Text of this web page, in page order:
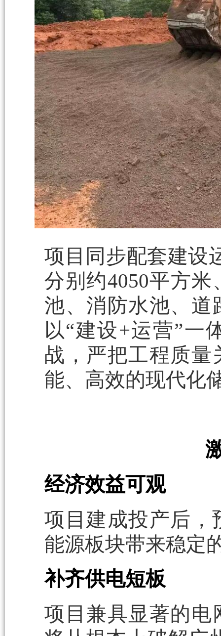
项目同步配套建设
分别约4050平方
池、消防水池、道
以“建设+运营”一
战，严把工程质量
能、高效的现代化
经济效益可观
项目建成投产后，
能源板块带来稳定
补齐供电短板
项目兼具显著的电